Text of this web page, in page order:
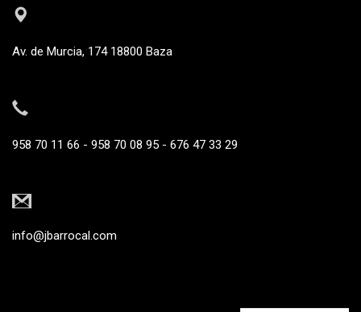
Av. de Murcia, 174 18800 Baza
958 70 11 66 - 958 70 08 95 - 676 47 33 29
info@jbarrocal.com